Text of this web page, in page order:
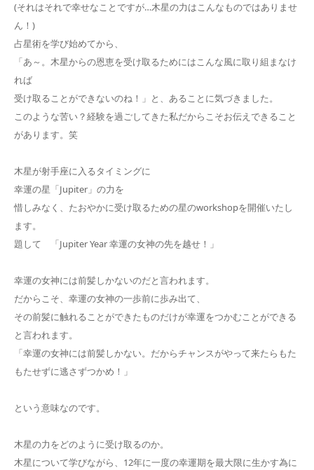
(それはそれで幸せなことですが…木星の力はこんなものではありませ
ん！)
占星術を学び始めてから、
「あ～。木星からの恩恵を受け取るためにはこんな風に取り組まなけ
れば
受け取ることができないのね！」と、あることに気づきました。
このような苦い？経験を過ごしてきた私だからこそお伝えできること
があります。笑
木星が射手座に入るタイミングに
幸運の星「Jupiter」の力を
惜しみなく、たおやかに受け取るための星のworkshopを開催いたし
ます。
題して 「Jupiter Year 幸運の女神の先を越せ！」
幸運の女神には前髪しかないのだと言われます。
だからこそ、幸運の女神の一歩前に歩み出て、
その前髪に触れることができたものだけが幸運をつかむことができる
と言われます。
「幸運の女神には前髪しかない。だからチャンスがやって来たらもた
もたせずに逃さずつかめ！」
という意味なのです。
木星の力をどのように受け取るのか。
木星について学びながら、12年に一度の幸運期を最大限に生かす為に